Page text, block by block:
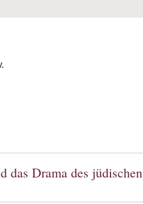
das Drama des jüdischen